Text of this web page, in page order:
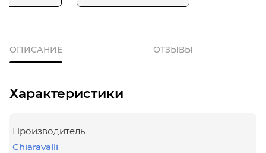
ОПИСАНИЕ ОТЗЫВЫ
Характеристики
Производитель
Chiaravalli